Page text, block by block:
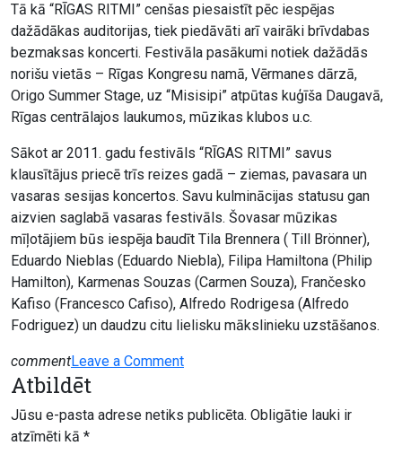
Tā kā “RĪGAS RITMI” cenšas piesaistīt pēc iespējas
dažādākas auditorijas, tiek piedāvāti arī vairāki brīvdabas
bezmaksas koncerti. Festivāla pasākumi notiek dažādās
norišu vietās – Rīgas Kongresu namā, Vērmanes dārzā,
Origo Summer Stage, uz “Misisipi” atpūtas kuģīša Daugavā,
Rīgas centrālajos laukumos, mūzikas klubos u.c.
Sākot ar 2011. gadu festivāls “RĪGAS RITMI” savus
klausītājus priecē trīs reizes gadā – ziemas, pavasara un
vasaras sesijas koncertos. Savu kulminācijas statusu gan
aizvien saglabā vasaras festivāls. Šovasar mūzikas
mīļotājiem būs iespēja baudīt Tila Brennera ( Till Brönner),
Eduardo Nieblas (Eduardo Niebla), Filipa Hamiltona (Philip
Hamilton), Karmenas Souzas (Carmen Souza), Frančesko
Kafiso (Francesco Cafiso), Alfredo Rodrigesa (Alfredo
Fodriguez) un daudzu citu lielisku mākslinieku uzstāšanos.
commentLeave a Commenton
Ritmi
Atbildēt
Jūsu e-pasta adrese netiks publicēta. Obligātie lauki ir
atzīmēti kā *